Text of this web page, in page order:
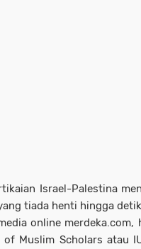
Israel-Palestina
tiada henti hingga
online
Muslim Scholars atau